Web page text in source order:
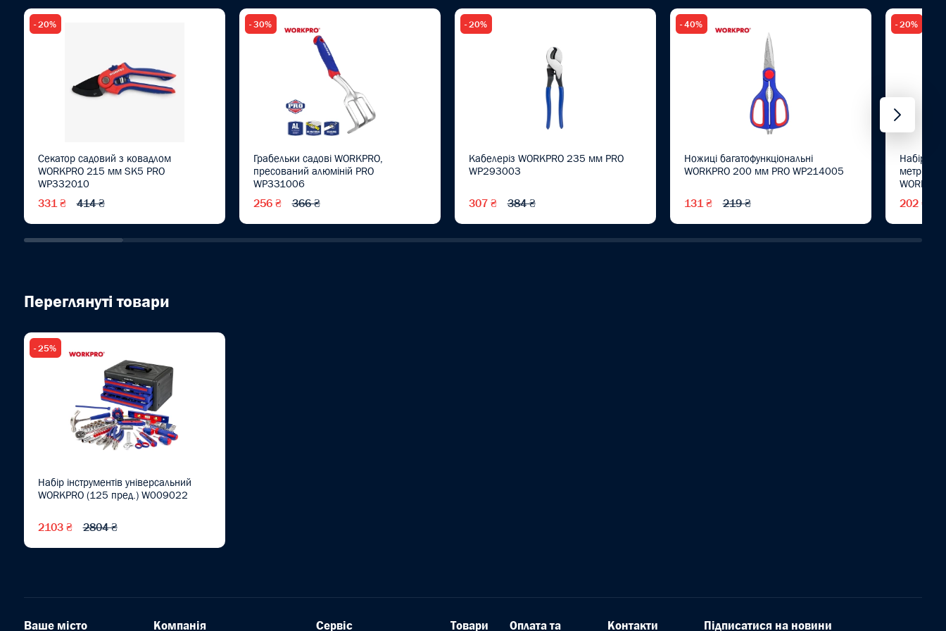
- 20%
Секатор садовий з ковадлом
WORKPRO 215 мм SK5 PRO
WP332010
331 ₴ 414 ₴
- 30%
Грабельки садові WORKPRO,
пресований алюміній PRO
WP331006
256 ₴ 366 ₴
- 20%
Кабелеріз WORKPRO 235 мм PRO
WP293003
307 ₴ 384 ₴
- 40%
Ножиці багатофункціональні
WORKPRO 200 мм PRO WP214005
131 ₴ 219 ₴
- 20%
Набір
202 ₴
Переглянуті товари
- 25%
Набір інструментів універсальний
WORKPRO (125 пред.) W009022
2103 ₴ 2804 ₴
Ваше місто Компанія Сервіс Товари Оплата та Контакти Підписатися на новини